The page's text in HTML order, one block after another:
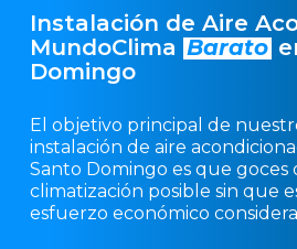
Instalación de Aire
MundoClima Barato
Domingo
El objetivo principal de
instalación de aire
Santo Domingo es que goces
climatización posible sin que
esfuerzo económico